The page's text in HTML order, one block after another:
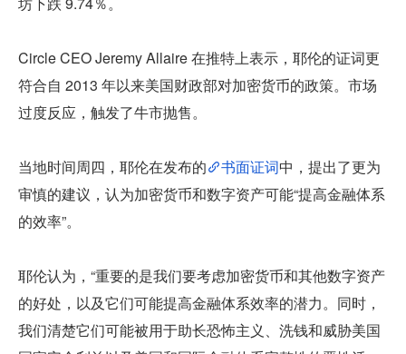
Circle CEO Jeremy Allaire 在推特上表示，耶伦的证词更
符合自 2013 年以来美国财政部对加密货币的政策。市场
过度反应，触发了牛市抛售。
当地时间周四，耶伦在发布的 书面证词中，提出了更为
审慎的建议，认为加密货币和数字资产可能“提高金融体系
的效率”。
耶伦认为，“重要的是我们要考虑加密货币和其他数字资产
的好处，以及它们可能提高金融体系效率的潜力。同时，
我们清楚它们可能被用于助长恐怖主义、洗钱和威胁美国